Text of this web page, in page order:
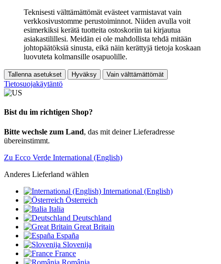
Teknisesti välttämättömät evästeet varmistavat vain
verkkosivustomme perustoiminnot. Niiden avulla voit
esimerkiksi kerätä tuotteita ostoskoriin tai kirjautua
asiakastilillesi. Meidän ei ole mahdollista tehdä mitään
johtopäätöksiä sinusta, eikä näin kerättyjä tietoja koskaan
luovuteta kolmansille osapuolille.
Tallenna asetukset Hyväksy Vain välttämättömät
Tietosuojakäytäntö
Bist du im richtigen Shop?
Bitte wechsle zum Land, das mit deiner Lieferadresse
übereinstimmt.
Zu Ecco Verde International (English)
Anderes Lieferland wählen
International (English)
Österreich
Italia
Deutschland
Great Britain
España
Slovenija
France
România